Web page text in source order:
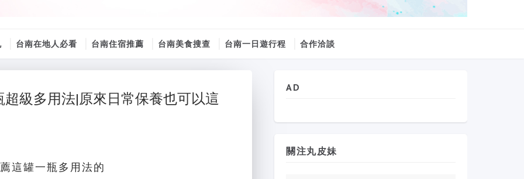
台南在地人必看 台南住宿推薦 台南美食搜查 台南一日遊行程 合作洽談
級多用法|原來日常保養也可以這
這罐一瓶多用法的
AD
關注丸皮妹